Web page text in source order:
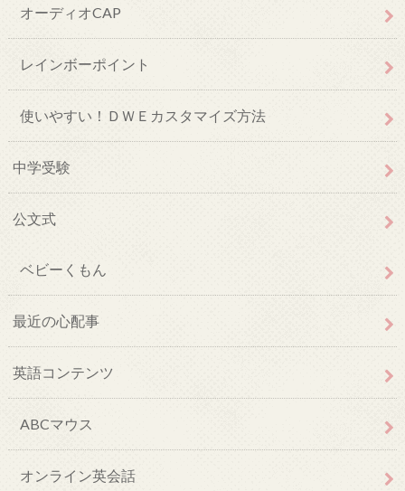
オーディオCAP
レインボーポイント
使いやすい！ＤＷＥカスタマイズ方法
中学受験
公文式
ベビーくもん
最近の心配事
英語コンテンツ
ABCマウス
オンライン英会話